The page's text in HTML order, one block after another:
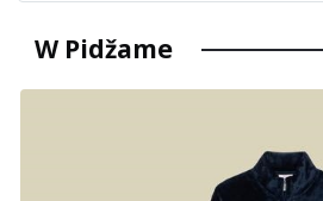
W Pidžame